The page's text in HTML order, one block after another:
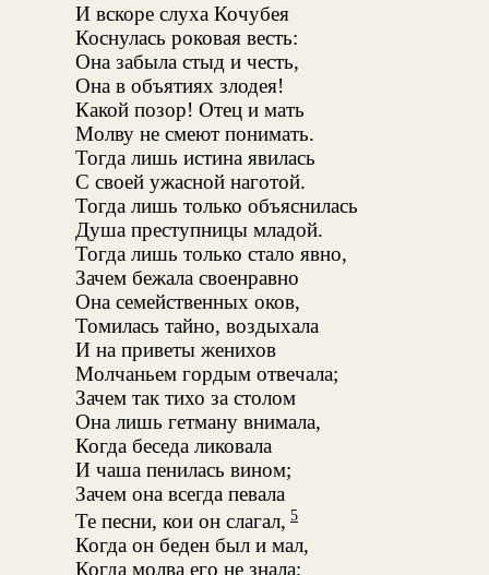
И вскоре слуха Кочубея
Коснулась роковая весть:
Она забыла стыд и честь,
Она в объятиях злодея!
Какой позор! Отец и мать
Молву не смеют понимать.
Тогда лишь истина явилась
С своей ужасной наготой.
Тогда лишь только объяснилась
Душа преступницы младой.
Тогда лишь только стало явно,
Зачем бежала своенравно
Она семейственных оков,
Томилась тайно, воздыхала
И на приветы женихов
Молчаньем гордым отвечала;
Зачем так тихо за столом
Она лишь гетману внимала,
Когда беседа ликовала
И чаша пенилась вином;
Зачем она всегда певала
Те песни, кои он слагал, 5
Когда он беден был и мал,
Когда молва его не знала;